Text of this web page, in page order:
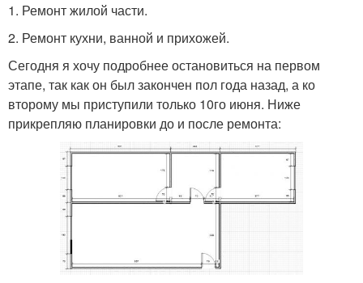
1. Ремонт жилой части.
2. Ремонт кухни, ванной и прихожей.
Сегодня я хочу подробнее остановиться на первом
этапе, так как он был закончен пол года назад, а ко
второму мы приступили только 10го июня. Ниже
прикрепляю планировки до и после ремонта: